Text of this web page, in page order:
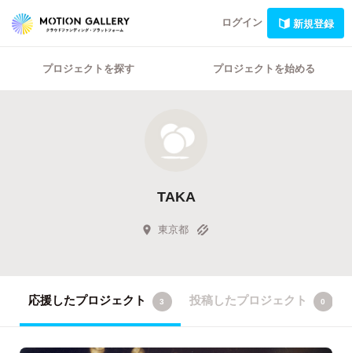
ログイン 新規登録
プロジェクトを探す プロジェクトを始める
TAKA
東京都
応援したプロジェクト 3 投稿したプロジェクト 0